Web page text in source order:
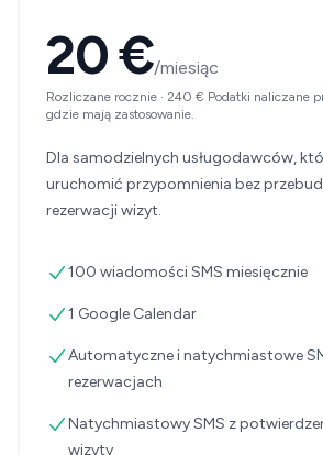
20 €/miesiąc
Rozliczane rocznie · 240 € Podatki naliczane
gdzie mają zastosowanie.
Dla samodzielnych usługodawców,
uruchomić przypomnienia bez
rezerwacji wizyt.
100 wiadomości SMS miesięcznie
1 Google Calendar
Automatyczne i natychmiastowe
rezerwacjach
Natychmiastowy SMS z
wizyty